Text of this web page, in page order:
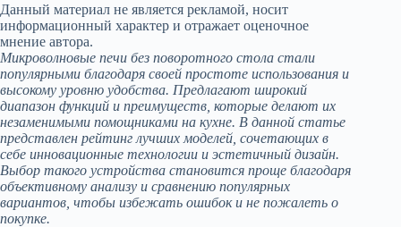
Данный материал не является рекламой, носит
информационный характер и отражает оценочное
мнение автора.
Микроволновые печи без поворотного стола стали
популярными благодаря своей простоте использования и
высокому уровню удобства. Предлагают широкий
диапазон функций и преимуществ, которые делают их
незаменимыми помощниками на кухне. В данной статье
представлен рейтинг лучших моделей, сочетающих в
себе инновационные технологии и эстетичный дизайн.
Выбор такого устройства становится проще благодаря
объективному анализу и сравнению популярных
вариантов, чтобы избежать ошибок и не пожалеть о
покупке.